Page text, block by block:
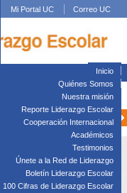
Mi Portal UC Correo UC
Inicio
Quiénes Somos
Nuestra misión
Reporte Liderazgo Escolar
Cooperación Internacional
Académicos
Testimonios
Únete a la Red de Liderazgo
Boletín Liderazgo Escolar
100 Cifras de Liderazgo Escolar